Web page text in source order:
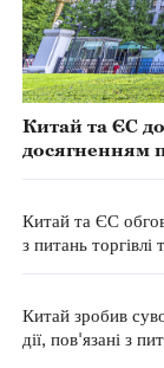
Китай та ЄС
досягненням
інвестицій
Китай та ЄС
з питань
Китай зробив
дії, пов'язані з